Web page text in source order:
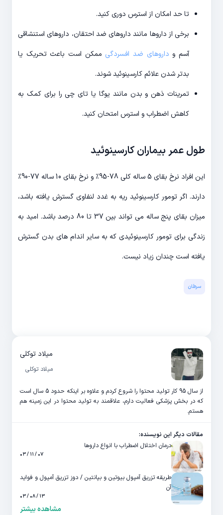
تا حد امکان از استرس دوری کنید.
برخی از داروها مانند داروهای ضد احتقان، داروهای استنشاقی
آسم و داروهای ضد افسردگی ممکن است باعث تحریک یا
بدتر شدن علائم کارسینوئید شوند.
تمرینات ذهن و بدن مانند یوگا یا تای چی را برای کمک به
کاهش اضطراب و استرس امتحان کنید.
طول عمر بیماران کارسینوئید
این افراد نرخ بقای 5 ساله کلی 78-95٪ و نرخ بقای 10 ساله 77-90٪
دارند. اگر تومور کارسینوئید ریه به غدد لنفاوی گسترش یافته باشد،
میزان بقای پنج ساله می تواند بین 37 تا 80 درصد باشد. امید به
زندگی برای تومور کارسینوئیدی که به سایر اندام های بدن گسترش
یافته است چندان زیاد نیست.
سرطان
میلاد توکلی
میلاد توکلی
از سال 95 کار تولید محتوا را شروع کردم و علاوه بر اینکه حدود 5 سال است
که در بخش پزشکی فعالیت دارم، علاقمند به تولید محتوا در این زمینه هم
هستم.
مقالات دیگر این نویسنده:
درمان اختلال اضطراب با انواع داروها
۰۷ / ۱۱ / ۰۳
طریقه تزریق آمپول بیوتین و بپانتین / دوز تزریق آمپول و فواید
آن
۱۳ / ۰۸ / ۰۳
مشاهده بیشتر